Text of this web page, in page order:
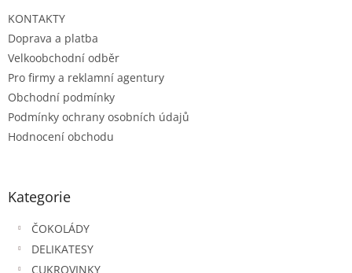
KONTAKTY
Doprava a platba
Velkoobchodní odběr
Pro firmy a reklamní agentury
Obchodní podmínky
Podmínky ochrany osobních údajů
Hodnocení obchodu
Kategorie
ČOKOLÁDY
DELIKATESY
CUKROVINKY